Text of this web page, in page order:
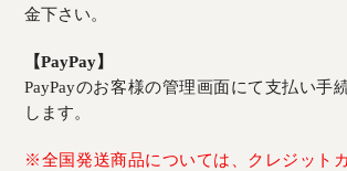
金下さい。
【PayPay】
PayPayのお客様の管理画面にて支払い手
します。
※全国発送商品については、クレジット